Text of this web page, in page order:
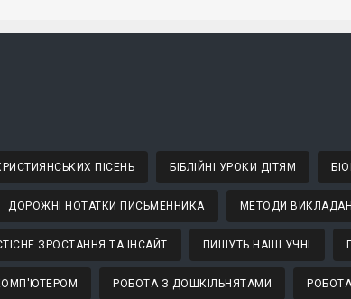
ХРИСТИЯНСЬКИХ ПІСЕНЬ БІБЛІЙНІ УРОКИ ДІТЯМ
ДОРОЖНІ НОТАТКИ ПИСЬМЕННИКА МЕТОДИ
ЗРОСТАННЯ ТА ІНСАЙТ ПИШУТЬ НАШІ УЧНІ
РОБОТА З ДОШКІЛЬНЯТАМИ